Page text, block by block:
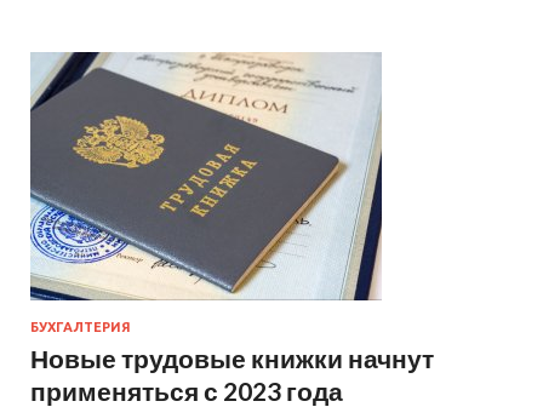
БУХГАЛТЕРИЯ
Новые трудовые книжки начнут
применяться с 2023 года